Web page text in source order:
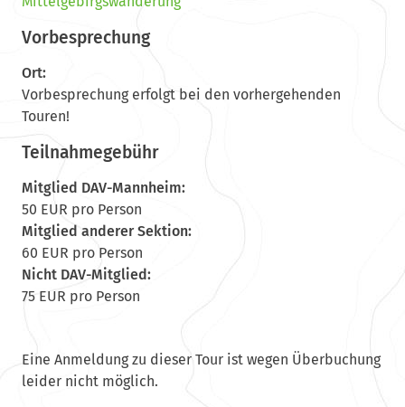
Vorbesprechung
Ort:
Vorbesprechung erfolgt bei den vorhergehenden
Touren!
Teilnahmegebühr
Mitglied DAV-Mannheim:
50 EUR pro Person
Mitglied anderer Sektion:
60 EUR pro Person
Nicht DAV-Mitglied:
75 EUR pro Person
Eine Anmeldung zu dieser Tour ist wegen Überbuchung
leider nicht möglich.